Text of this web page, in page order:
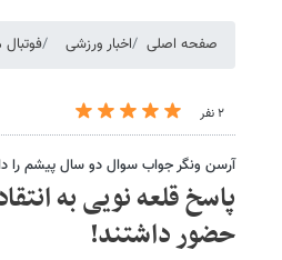
صفحه اصلی اخبار ورزشی
۲ نفر
آرسن ونگر جواب سوال دو سال پیشم را
پاسخ قلعه نویی به
حضور داشتند!